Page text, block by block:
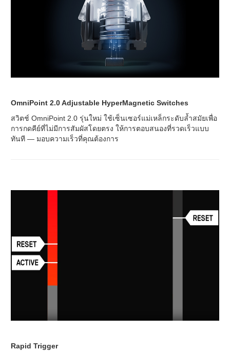
OmniPoint 2.0 Adjustable HyperMagnetic Switches
สวิตช์ OmniPoint 2.0 รุ่นใหม่ ใช้เซ็นเซอร์แม่เหล็กระดับล้ำสมัยเพื่อ
การกดคีย์ที่ไม่มีการสัมผัสโดยตรง ให้การตอบสนองที่รวดเร็วแบบ
ทันที — มอบความเร็วที่คุณต้องการ
Rapid Trigger